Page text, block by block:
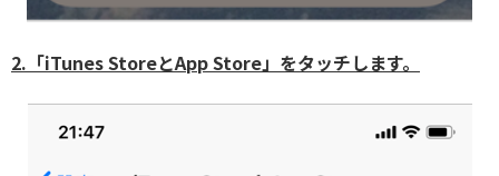
2.「iTunes StoreとApp Store」をタッチします。